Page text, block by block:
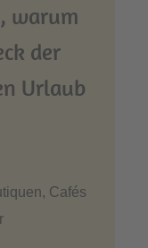
warum
der
Urlaub
Cafés